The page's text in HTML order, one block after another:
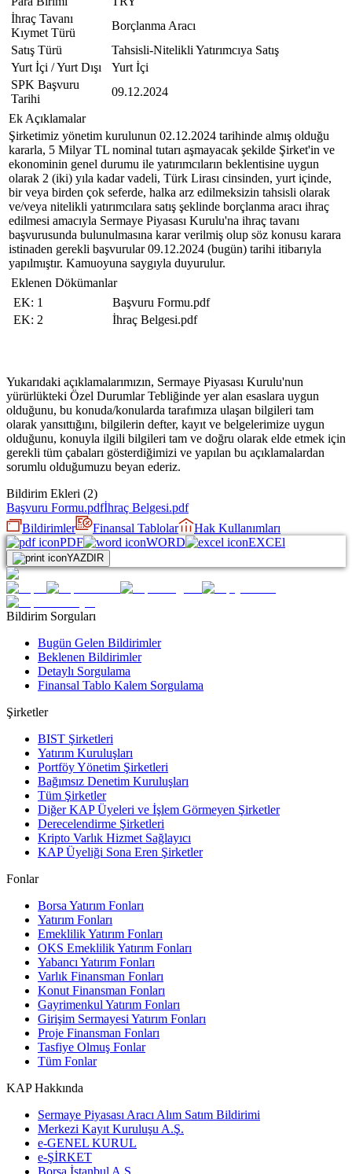
İhraç Tavanı
Kıymet Türü
Borçlanma Aracı
Satış Türü
Tahsisli-Nitelikli Yatırımcıya Satış
Yurt İçi / Yurt Dışı
Yurt İçi
SPK Başvuru
Tarihi
09.12.2024
Ek Açıklamalar
Şirketimiz yönetim kurulunun 02.12.2024 tarihinde almış olduğu
kararla, 5 Milyar TL nominal tutarı aşmayacak şekilde Şirket'in ve
ekonominin genel durumu ile yatırımcıların beklentisine uygun
olarak 2 (iki) yıla kadar vadeli, Türk Lirası cinsinden, yurt içinde,
bir veya birden çok seferde, halka arz edilmeksizin tahsisli olarak
ve/veya nitelikli yatırımcılara satış şeklinde borçlanma aracı ihraç
edilmesi amacıyla Sermaye Piyasası Kurulu'na ihraç tavanı
başvurusunda bulunulmasına karar verilmiş olup söz konusu karara
istinaden gerekli başvurular 09.12.2024 (bugün) tarihi itibarıyla
yapılmıştır. Kamuoyuna saygıyla duyurulur.
Eklenen Dökümanlar
EK: 1
Başvuru Formu.pdf
EK: 2
İhraç Belgesi.pdf
Yukarıdaki açıklamalarımızın, Sermaye Piyasası Kurulu'nun
yürürlükteki Özel Durumlar Tebliğinde yer alan esaslara uygun
olduğunu, bu konuda/konularda tarafımıza ulaşan bilgileri tam
olarak yansıttığını, bilgilerin defter, kayıt ve belgelerimize uygun
olduğunu, konuyla ilgili bilgileri tam ve doğru olarak elde etmek için
gerekli tüm çabaları gösterdiğimizi ve yapılan bu açıklamalardan
sorumlu olduğumuzu beyan ederiz.
Bildirim Ekleri (2)
Başvuru Formu.pdfİhraç Belgesi.pdf
Bildirimler
Finansal Tablolar
Hak Kullanımları
PDF
WORD EXCEl
YAZDIR
Bildirim Sorguları
Bugün Gelen Bildirimler
Beklenen Bildirimler
Detaylı Sorgulama
Finansal Tablo Kalem Sorgulama
Şirketler
BIST Şirketleri
Yatırım Kuruluşları
Portföy Yönetim Şirketleri
Bağımsız Denetim Kuruluşları
Tüm Şirketler
Diğer KAP Üyeleri ve İşlem Görmeyen Şirketler
Derecelendirme Şirketleri
Kripto Varlık Hizmet Sağlayıcı
KAP Üyeliği Sona Eren Şirketler
Fonlar
Borsa Yatırım Fonları
Yatırım Fonları
Emeklilik Yatırım Fonları
OKS Emeklilik Yatırım Fonları
Yabancı Yatırım Fonları
Varlık Finansman Fonları
Konut Finansman Fonları
Gayrimenkul Yatırım Fonları
Girişim Sermayesi Yatırım Fonları
Proje Finansman Fonları
Tasfiye Olmuş Fonlar
Tüm Fonlar
KAP Hakkında
Sermaye Piyasası Aracı Alım Satım Bildirimi
Merkezi Kayıt Kuruluşu A.Ş.
e-GENEL KURUL
e-ŞİRKET
Borsa İstanbul A.Ş